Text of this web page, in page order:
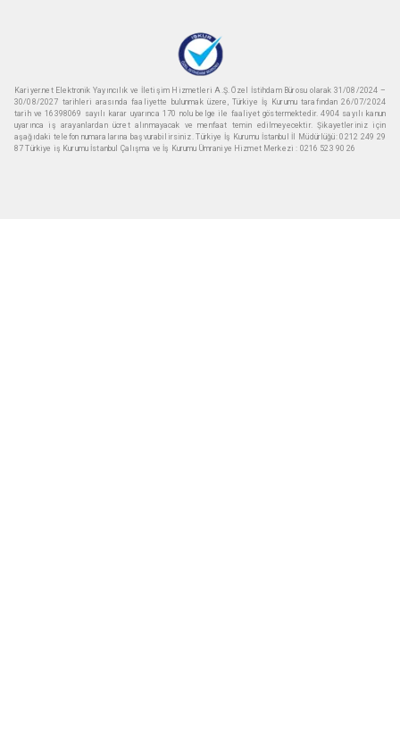
Kariyer.net Elektronik Yayıncılık ve İletişim Hizmetleri A.Ş. Özel İstihdam Bürosu olarak 31/08/2024 –
30/08/2027 tarihleri arasında faaliyette bulunmak üzere, Türkiye İş Kurumu tarafından 26/07/2024
tarih ve 16398069 sayılı karar uyarınca 170 nolu belge ile faaliyet göstermektedir. 4904 sayılı kanun
uyarınca iş arayanlardan ücret alınmayacak ve menfaat temin edilmeyecektir. Şikayetleriniz için
aşağıdaki telefon numaralarına başvurabilirsiniz. Türkiye İş Kurumu İstanbul İl Müdürlüğü: 0212 249 29
87 Türkiye iş Kurumu İstanbul Çalışma ve İş Kurumu Ümraniye Hizmet Merkezi : 0216 523 90 26